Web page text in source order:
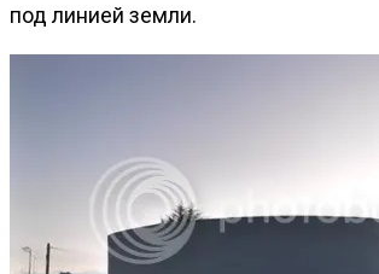
под линией земли.